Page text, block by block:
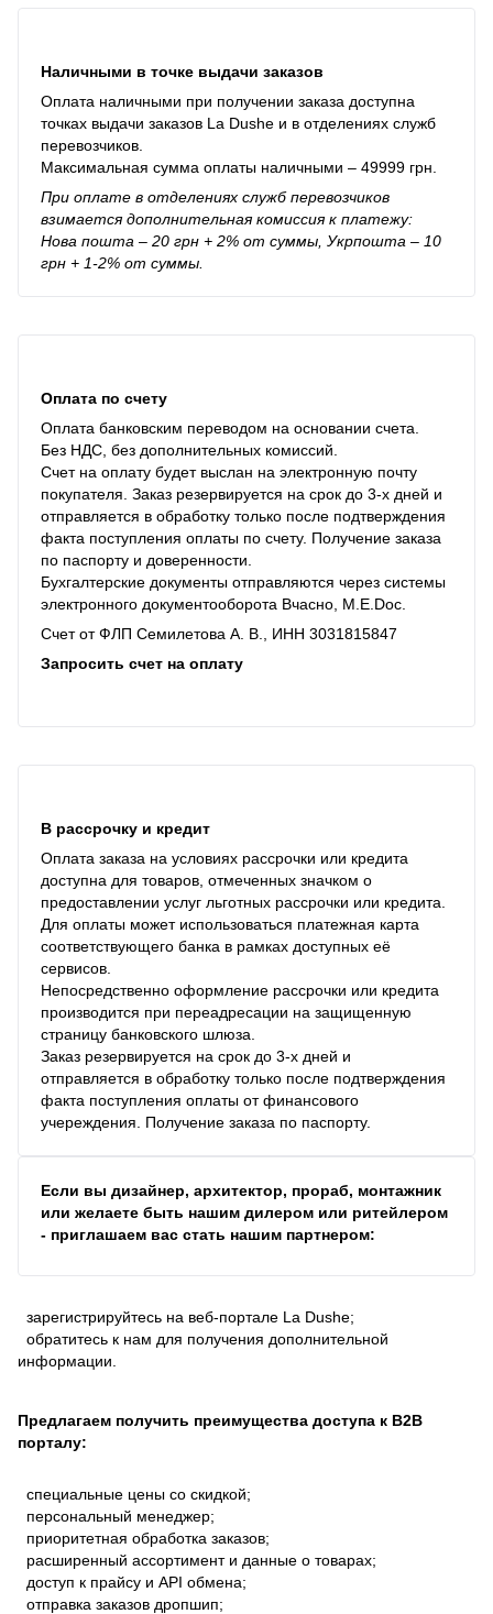
Наличными в точке выдачи заказов
Оплата наличными при получении заказа доступна
точках выдачи заказов La Dushe и в отделениях служб
перевозчиков.
Максимальная сумма оплаты наличными – 49999 грн.
При оплате в отделениях служб перевозчиков
взимается дополнительная комиссия к платежу:
Нова пошта – 20 грн + 2% от суммы, Укрпошта – 10
грн + 1-2% от суммы.
Оплата по счету
Оплата банковским переводом на основании счета.
Без НДС, без дополнительных комиссий.
Счет на оплату будет выслан на электронную почту
покупателя. Заказ резервируется на срок до 3-х дней и
отправляется в обработку только после подтверждения
факта поступления оплаты по счету. Получение заказа
по паспорту и доверенности.
Бухгалтерские документы отправляются через системы
электронного документооборота Вчасно, M.E.Doc.
Счет от ФЛП Семилетова А. В., ИНН 3031815847
Запросить счет на оплату
В рассрочку и кредит
Оплата заказа на условиях рассрочки или кредита
доступна для товаров, отмеченных значком о
предоставлении услуг льготных рассрочки или кредита.
Для оплаты может использоваться платежная карта
соответствующего банка в рамках доступных её
сервисов.
Непосредственно оформление рассрочки или кредита
производится при переадресации на защищенную
страницу банковского шлюза.
Заказ резервируется на срок до 3-х дней и
отправляется в обработку только после подтверждения
факта поступления оплаты от финансового
учереждения. Получение заказа по паспорту.
Если вы дизайнер, архитектор, прораб, монтажник
или желаете быть нашим дилером или ритейлером
- приглашаем вас стать нашим партнером:
зарегистрируйтесь на веб-портале La Dushe;
обратитесь к нам для получения дополнительной
информации.
Предлагаем получить преимущества доступа к В2В
порталу:
специальные цены со скидкой;
персональный менеджер;
приоритетная обработка заказов;
расширенный ассортимент и данные о товарах;
доступ к прайсу и API обмена;
отправка заказов дропшип;